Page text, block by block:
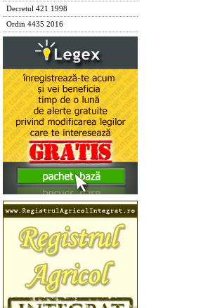
Decretul 421 1998
Ordin 4435 2016